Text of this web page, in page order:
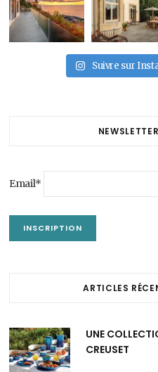
Suivre sur
NEWSLETTER
Email*
ARTICLES
UNE
CREUSET